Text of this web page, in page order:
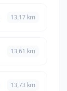
13,17 km
13,61 km
13,73 km